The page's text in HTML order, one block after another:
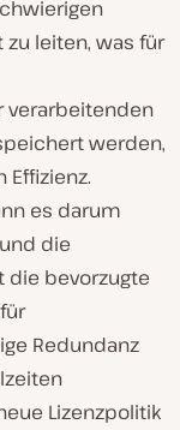
zu leiten, was für
verarbeitenden
werden,
es darum
die
die bevorzugte
Redundanz
Lizenzpolitik